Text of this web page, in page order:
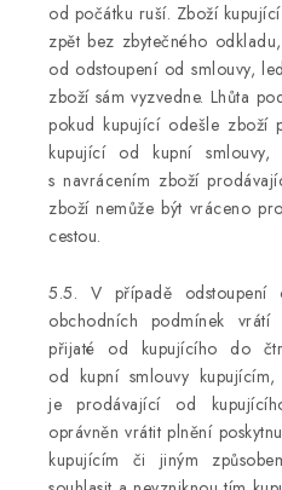
od počátku ruší. Zboží
zpět bez zbytečného
od odstoupení od smlouvy,
zboží sám vyzvedne. Lhůta
pokud kupující odešle zboží
kupující od kupní smlouvy,
s navrácením zboží
zboží nemůže být vráceno
cestou.
5.5. V případě
obchodních podmínek vrátí
přijaté od kupujícího do
od kupní smlouvy
je prodávající od
oprávněn vrátit plnění
kupujícím či jiným